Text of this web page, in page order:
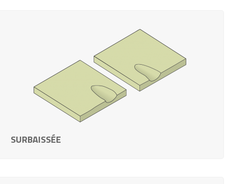
SURBAISSÉE